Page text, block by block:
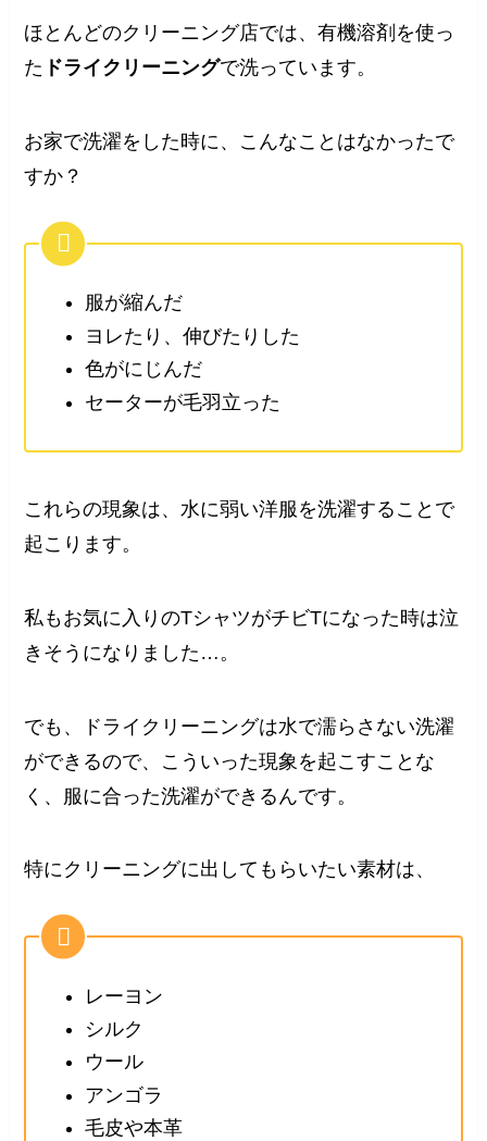
ほとんどのクリーニング店では、有機溶剤を使っ
た ドライクリーニングで洗っています。
お家で洗濯をした時に、こんなことはなかったで
すか？
服が縮んだ
ヨレたり、伸びたりした
色がにじんだ
セーターが毛羽立った
これらの現象は、水に弱い洋服を洗濯することで
起こります。
私もお気に入りのTシャツがチビTになった時は泣
きそうになりました…。
でも、ドライクリーニングは水で濡らさない洗濯
ができるので、こういった現象を起こすことな
く、服に合った洗濯ができるんです。
特にクリーニングに出してもらいたい素材は、
レーヨン
シルク
ウール
アンゴラ
毛皮や本革